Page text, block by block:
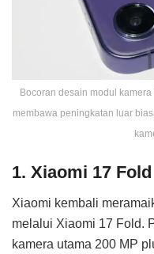
Bocoran desain modul
membawa peningkatan luar
1. Xiaomi 17 Fold
Xiaomi kembali
melalui Xiaomi 17 Fold.
kamera utama 200 MP